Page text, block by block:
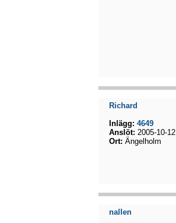
Richard
Inlägg: 4649
Anslöt: 2005-10-12
Ort: Ängelholm
nallen